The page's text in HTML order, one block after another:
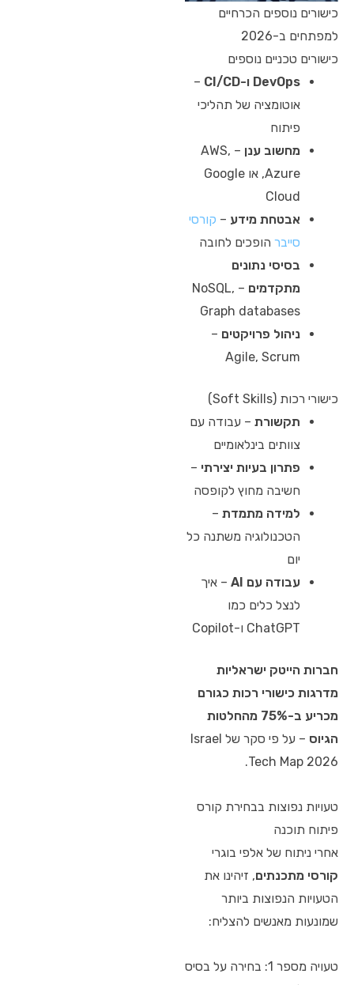
כישורים נוספים הכרחיים
למפתחים ב-2026
כישורים טכניים נוספים
DevOps ו-CI/CD
–
אוטומציה של תהליכי
פיתוח
מחשוב ענן
– AWS,
Azure, או Google
Cloud
אבטחת מידע – קורסי
סייבר הופכים לחובה
בסיסי נתונים
מתקדמים
– NoSQL,
Graph databases
ניהול פרויקטים –
Agile, Scrum
כישורי רכות (Soft Skills)
תקשורת – עבודה עם
צוותים בינלאומיים
פתרון בעיות יצירתי –
חשיבה מחוץ לקופסה
למידה מתמדת –
הטכנולוגיה משתנה כל
יום
עבודה עם AI
– איך
לנצל כלים כמו
ChatGPT ו-Copilot
חברות הייטק ישראליות
מדרגות כישורי רכות כגורם
מכריע ב-75% מהחלטות
הגיוס
– על פי סקר של Israel
Tech Map 2026.
טעויות נפוצות בבחירת קורס
פיתוח תוכנה
אחרי ניתוח של אלפי בוגרי
קורסי מתכנתים, זיהינו את
הטעויות הנפוצות ביותר
שמונעות מאנשים להצליח:
טעויה מספר 1: בחירה על בסיס